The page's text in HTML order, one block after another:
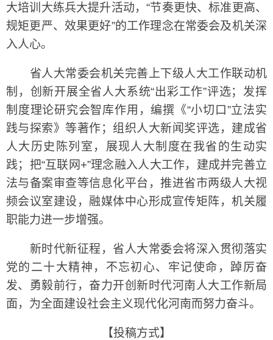
大培训大练兵大提升活动，“节奏更快、标准更高、
规矩更严、效果更好”的工作理念在常委会及机关深
入人心。
省人大常委会机关完善上下级人大工作联动机
制，创新开展全省人大系统“出彩工作”评选；发挥
制度理论研究会智库作用，编撰《“小切口”立法实
践与探索》等著作；组织人大新闻奖评选，建成省
人大历史陈列室，展现人大制度在我省的生动实
践；把“互联网+”理念融入人大工作，建成并完善立
法与备案审查等信息化平台，推进省市两级人大视
频会议室建设，融媒体中心形成宣传矩阵，机关履
职能力进一步增强。
新时代新征程，省人大常委会将深入贯彻落实
党的二十大精神，不忘初心、牢记使命，踔厉奋
发、勇毅前行，奋力开创新时代河南人大工作新局
面，为全面建设社会主义现代化河南而努力奋斗。
【投稿方式】